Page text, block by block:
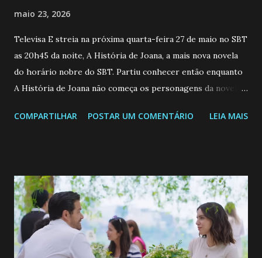
maio 23, 2026
Televisa E streia na próxima quarta-feira 27 de maio no SBT
as 20h45 da noite, A História de Joana, a mais nova novela
do horário nobre do SBT. Partiu conhecer então enquanto
A História de Joana não começa os personagens da novela?
de 25/05/26 a 31/05/26 JOANA GUADALUPE (Camila
permanecer virgem até encontrar o homem que realmente
ama, o que não é fácil, já que dedica todas as suas energias a
se aprimorar, trabalhando, estudando e se orgulhando de
ser a primeira mulher da família a ingressar na
universidade. Ela tem uma personalidade muito alegre, é
COMPARTILHAR POSTAR UM COMENTÁRIO LEIA MAIS